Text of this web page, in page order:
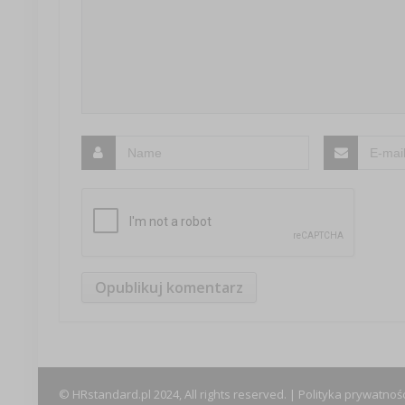
© HRstandard.pl 2024, All rights reserved. | Polityka